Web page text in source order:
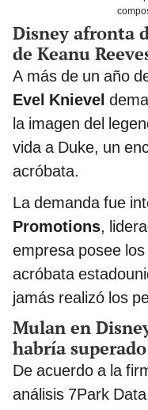
Disney afronta
de Keanu
A más de un año
Evel Knievel
la imagen del
vida a Duke, un
acróbata.
La demanda fue
Promotions,
empresa posee
acróbata
jamás realizó los
Mulan en
habría
De acuerdo a la
análisis 7Park